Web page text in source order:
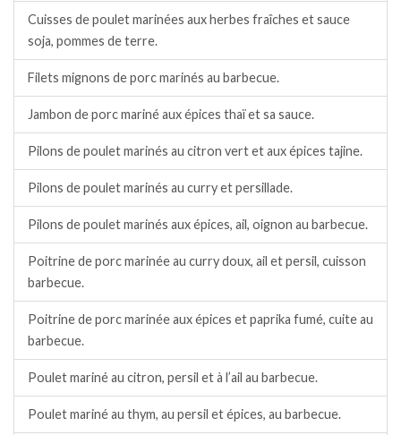
Cuisses de poulet marinées aux herbes fraîches et sauce
soja, pommes de terre.
Filets mignons de porc marinés au barbecue.
Jambon de porc mariné aux épices thaï et sa sauce.
Pilons de poulet marinés au citron vert et aux épices tajine.
Pilons de poulet marinés au curry et persillade.
Pilons de poulet marinés aux épices, ail, oignon au barbecue.
Poitrine de porc marinée au curry doux, ail et persil, cuisson
barbecue.
Poitrine de porc marinée aux épices et paprika fumé, cuite au
barbecue.
Poulet mariné au citron, persil et à l’ail au barbecue.
Poulet mariné au thym, au persil et épices, au barbecue.